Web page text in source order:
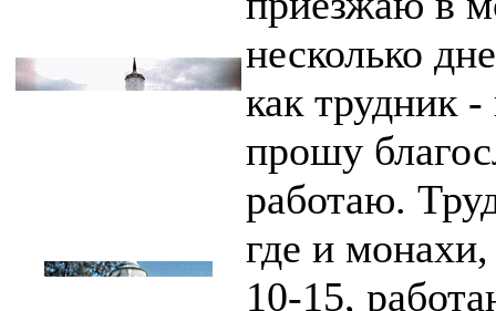
несколько
как трудник
прошу
работаю.
где и
10-15,